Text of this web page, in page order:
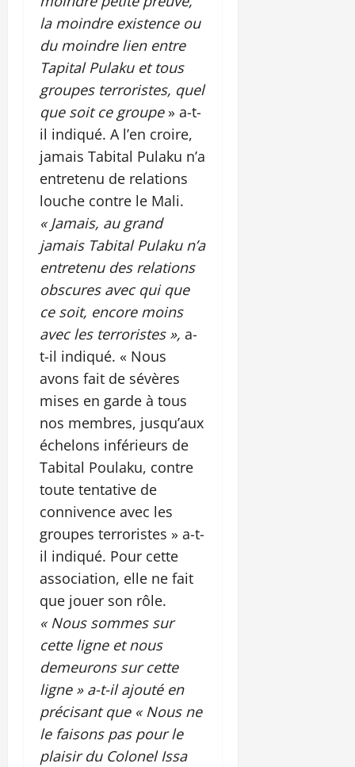
la moindre existence ou
du moindre lien entre
Tapital Pulaku et tous
groupes terroristes, quel
que soit ce groupe » a-t-
il indiqué. A l’en croire,
jamais Tabital Pulaku n’a
entretenu de relations
louche contre le Mali.
« Jamais, au grand
jamais Tabital Pulaku n’a
entretenu des relations
obscures avec qui que
ce soit, encore moins
avec les terroristes », a-
t-il indiqué. « Nous
avons fait de sévères
mises en garde à tous
nos membres, jusqu’aux
échelons inférieurs de
Tabital Poulaku, contre
toute tentative de
connivence avec les
groupes terroristes » a-t-
il indiqué. Pour cette
association, elle ne fait
que jouer son rôle.
« Nous sommes sur
cette ligne et nous
demeurons sur cette
ligne » a-t-il ajouté en
précisant que « Nous ne
le faisons pas pour le
plaisir du Colonel Issa